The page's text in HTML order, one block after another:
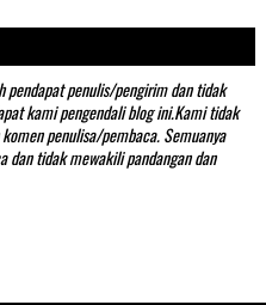
pendapat penulis/pengirim dan tidak
kami pengendali blog ini.Kami tidak
penulisa/pembaca. Semuanya
dan tidak mewakili pandangan dan